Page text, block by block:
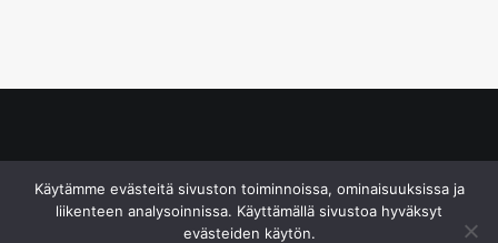
Käytämme evästeitä sivuston toiminnoissa, ominaisuuksissa ja
liikenteen analysoinnissa. Käyttämällä sivustoa hyväksyt
evästeiden käytön.